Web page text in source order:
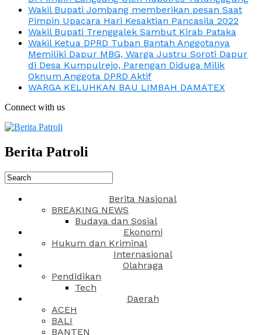
Wakil Bupati Jombang memberikan pesan Saat
Pimpin Upacara Hari Kesaktian Pancasila 2022
Wakil Bupati Trenggalek Sambut Kirab Pataka
Wakil Ketua DPRD Tuban Bantah Anggotanya
Memiliki Dapur MBG, Warga Justru Soroti Dapur
di Desa Kumpulrejo, Parengan Diduga Milik
Oknum Anggota DPRD Aktif
WARGA KELUHKAN BAU LIMBAH DAMATEX
Connect with us
Berita Patroli
Berita Nasional
BREAKING NEWS
Budaya dan Sosial
Ekonomi
Hukum dan Kriminal
Internasional
Olahraga
Pendidikan
Tech
Daerah
ACEH
BALI
BANTEN